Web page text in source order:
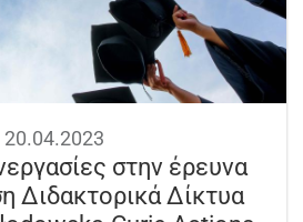
20.04.2023
στην έρευνα
Διδακτορικά Δίκτυα